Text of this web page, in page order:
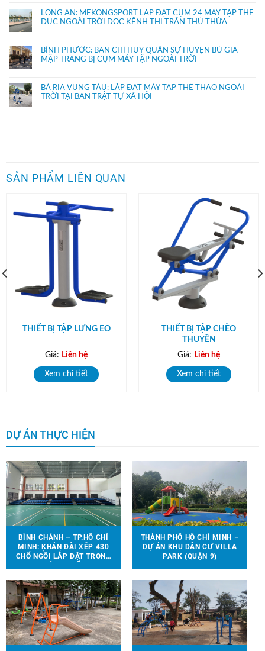
LONG AN: MEKONGSPORT LẮP ĐẶT CỤM 24 MÁY TẬP THỂ
DỤC NGOÀI TRỜI DỌC KÊNH THỊ TRẤN THỦ THỪA
BÌNH PHƯỚC: BAN CHỈ HUY QUÂN SỰ HUYỆN BÙ GIA
MẬP TRANG BỊ CỤM MÁY TẬP NGOÀI TRỜI
BÀ RỊA VŨNG TÀU: LẮP ĐẶT MÁY TẬP THỂ THAO NGOÀI
TRỜI TẠI BAN TRẬT TỰ XÃ HỘI
SẢN PHẨM LIÊN QUAN
THIẾT BỊ TẬP LƯNG EO
Giá: Liên hệ
Xem chi tiết
THIẾT BỊ TẬP CHÈO
THUYỀN
Giá: Liên hệ
Xem chi tiết
DỰ ÁN THỰC HIỆN
BÌNH CHÁNH – TP.HỒ CHÍ
MINH: KHÁN ĐÀI XẾP 430
CHỔ NGỒI LẮP ĐẶT TRONG
THÀNH PHỐ HỒ CHÍ MINH –
DỰ ÁN KHU DÂN CƯ VILLA
PARK (QUẬN 9)